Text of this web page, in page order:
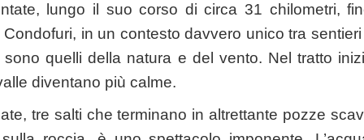
lungo il suo corso di circa 31 chilometri,
in un contesto davvero unico tra
quelli della natura e del vento. Nel tratto
diventano più calme.
tre salti che terminano in altrettante pozze